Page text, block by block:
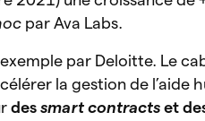
par Ava Labs.
par Deloitte. Le
la gestion de l’aide
dessmart contracts et